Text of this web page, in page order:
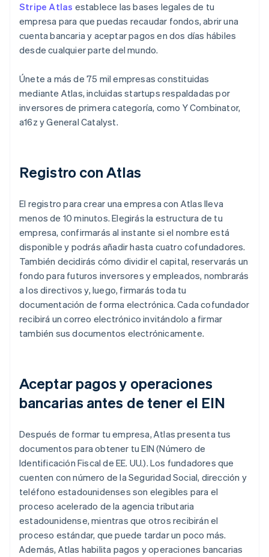
Stripe Atlas establece las bases legales de tu
empresa para que puedas recaudar fondos, abrir una
cuenta bancaria y aceptar pagos en dos días hábiles
desde cualquier parte del mundo.
Únete a más de 75 mil empresas constituidas
mediante Atlas, incluidas startups respaldadas por
inversores de primera categoría, como Y Combinator,
a16z y General Catalyst.
Registro con Atlas
El registro para crear una empresa con Atlas lleva
menos de 10 minutos. Elegirás la estructura de tu
empresa, confirmarás al instante si el nombre está
disponible y podrás añadir hasta cuatro cofundadores.
También decidirás cómo dividir el capital, reservarás un
fondo para futuros inversores y empleados, nombrarás
a los directivos y, luego, firmarás toda tu
documentación de forma electrónica. Cada cofundador
recibirá un correo electrónico invitándolo a firmar
también sus documentos electrónicamente.
Aceptar pagos y operaciones
bancarias antes de tener el EIN
Después de formar tu empresa, Atlas presenta tus
documentos para obtener tu EIN (Número de
Identificación Fiscal de EE. UU.). Los fundadores que
cuenten con número de la Seguridad Social, dirección y
teléfono estadounidenses son elegibles para el
proceso acelerado de la agencia tributaria
estadounidense, mientras que otros recibirán el
proceso estándar, que puede tardar un poco más.
Además, Atlas habilita pagos y operaciones bancarias